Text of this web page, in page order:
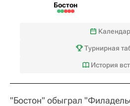
Бостон
Турнирная
История
"Бостон" обыграл